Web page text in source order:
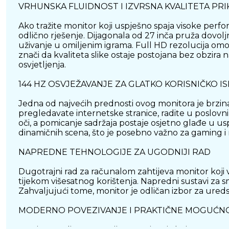
VRHUNSKA FLUIDNOST I IZVRSNA KVALITETA
Ako tražite monitor koji uspješno spaja visoke
odlično rješenje. Dijagonala od 27 inča pruža
uživanje u omiljenim igrama. Full HD rezolucija
znači da kvaliteta slike ostaje postojana bez
osvjetljenja.
144 HZ OSVJEŽAVANJE ZA GLATKO KORISNIČKO
Jedna od najvećih prednosti ovog monitora je
pregledavate internetske stranice, radite u
oči, a pomicanje sadržaja postaje osjetno glađe u
dinamičnih scena, što je posebno važno za gaming
NAPREDNE TEHNOLOGIJE ZA UGODNIJI RAD
Dugotrajni rad za računalom zahtijeva monitor
tijekom višesatnog korištenja. Napredni sustavi za
Zahvaljujući tome, monitor je odličan izbor za
MODERNO POVEZIVANJE I PRAKTIČNE